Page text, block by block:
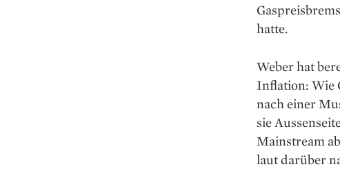
hatte.
Weber hat
Inflation: Wie
nach einer
sie
Mainstream
laut darüber